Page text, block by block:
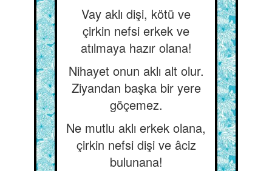
Vay aklı dişi, kötü ve
çirkin nefsi erkek ve
atılmaya hazır olana!
Nihayet onun aklı alt olur.
Ziyandan başka bir yere
göçemez.
Ne mutlu aklı erkek olana,
çirkin nefsi dişi ve âciz
bulunana!